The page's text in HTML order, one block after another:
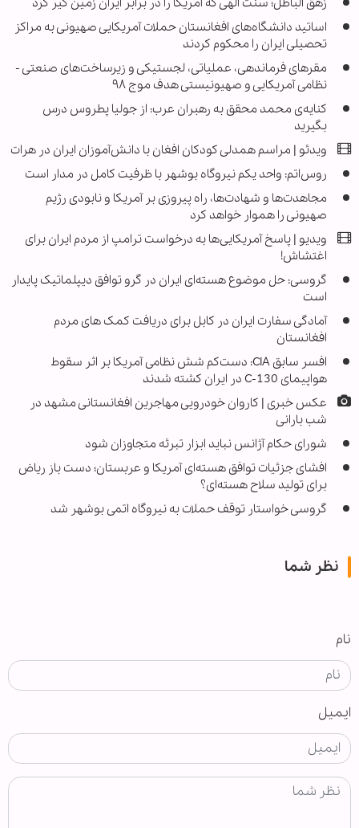
اساتید دانشگاه‌های افغانستان حملات آمریکایی صهیونی به مراکز
تحصیلی ایران را محکوم کردند
مقرهای فرماندهی، عملیاتی، لجستیکی و زیرساخت‌های صنعتی -
نظامی آمریکایی و صهیونیستی هدف موج ۹۸
کنایه‌ی محمد محقق به رهبران عرب: از جولیا پطروس درس
بگیرید
ویدئو | مراسم همدلی کودکان افغان با دانش‌آموزان ایران در هرات
روس‌اتم: واحد یکم نیروگاه بوشهر با ظرفیت کامل در مدار است
مجاهدت‌ها و شهادت‌ها، راه پیروزی بر آمریکا و نابودی رژیم
صهیونی را هموار خواهد کرد
ویدیو | پاسخ آمریکایی‌ها به درخواست ترامپ از مردم ایران برای
اغتشاش!
گروسی: حل موضوع هسته‌ای ایران در گرو توافق دیپلماتیک پایدار
است
آمادگی سفارت ایران در کابل برای دریافت کمک های مردم
افغانستان
افسر سابق CIA: دست‌کم شش نظامی آمریکا بر اثر سقوط
هواپیمای C‑130 در ایران کشته شدند
عکس خبری | کاروان خودرویی مهاجرین افغانستانی مشهد در
شب بارانی
شورای حکام آژانس نباید ابزار تبرئه متجاوزان شود
افشای جزئیات توافق هسته‌ای آمریکا و عربستان؛ دست باز ریاض
برای تولید سلاح هسته‌ای؟
گروسی خواستار توقف حملات به نیروگاه اتمی بوشهر شد
نظر شما
نام
ایمیل